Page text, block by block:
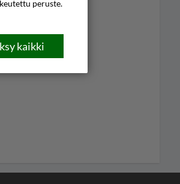
peruste.
kaikki